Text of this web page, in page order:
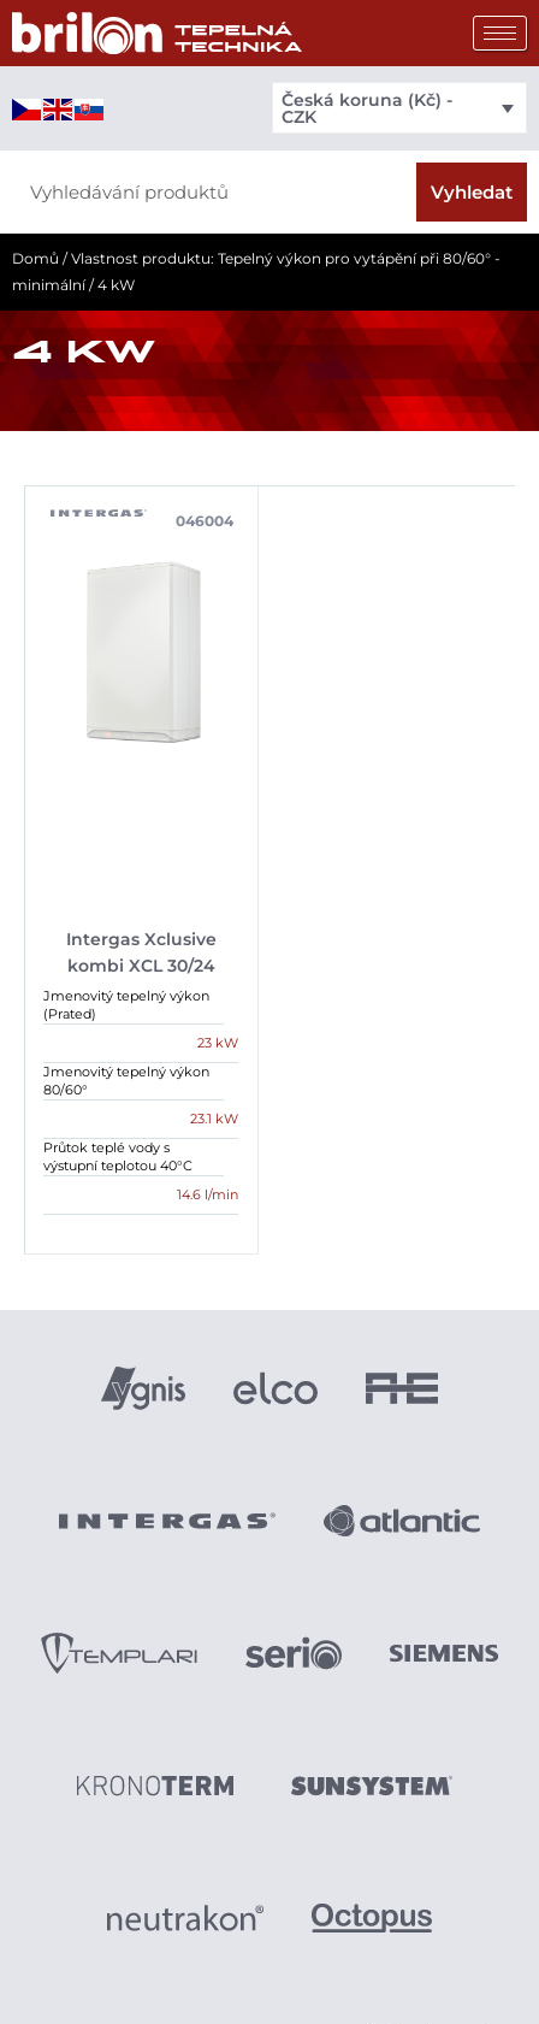
Přeskočit
obsah
Česká koruna (Kč) -
CZK
Vyhledat
Domů / Vlastnost produktu: Tepelný výkon pro vytápění při 80/60° -
minimální / 4 kW
4 KW
Intergas Xclusive
kombi XCL 30/24
046004
Jmenovitý tepelný výkon
(Prated)
23 kW
Jmenovitý tepelný výkon
80/60°
23.1 kW
Průtok teplé vody s
výstupní teplotou 40°C
14.6 l/min